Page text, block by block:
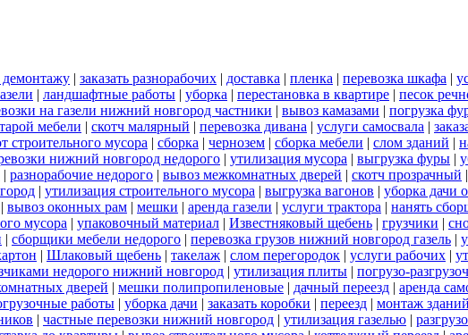
демонтажу | заказать разнорабочих | доставка | пленка | перевозка шкафа |
| ландшафтные работы | уборка | перестановка в квартире | песок
на газели нижний новгород частники | вывоз камазами | погрузка
мебели | скотч малярный | перевозка дивана | услуги самосвала |
строительного мусора | сборка | чернозем | сборка мебели | слом зданий |
нижний новгород недорого | утилизация мусора | выгрузка фуры |
| разнорабочие недорого | вывоз межкомнатных дверей | скотч прозрачный |
| утилизация строительного мусора | выгрузка вагонов | уборка дачи
| вывоз оконных рам | мешки | аренда газели | услуги трактора | нанять
мусора | упаковочный материал | Известняковый щебень | грузчики |
| сборщики мебели недорого | перевозка грузов нижний новгород газель |
| Шлаковый щебень | такелаж | слом перегородок | услуги рабочих |
недорого нижний новгород | утилизация плиты | погрузо-
дверей | мешки полипропиленовые | дачный переезд | аренда
работы | уборка дачи | заказать коробки | переезд | монтаж зданий
| частные перевозки нижний новгород | утилизация газелью |